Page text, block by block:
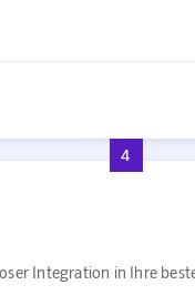
4
Integration in Ihre